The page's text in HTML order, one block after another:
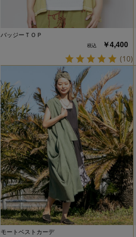
バッジーＴＯＰ
￥4,400
(10)
モートベストカーデ